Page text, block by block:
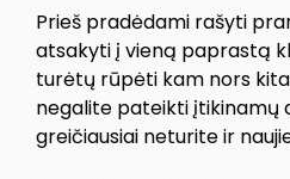
Prieš pradėdami rašyti
atsakyti į vieną paprastą
turėtų rūpėti kam nors
negalite pateikti įtikinamų
greičiausiai neturite ir